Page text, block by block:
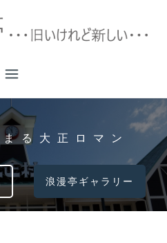
る大正ロマン
浪漫亭ギャラリー